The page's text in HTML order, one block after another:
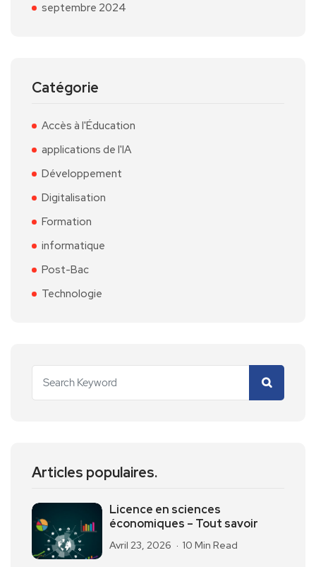
septembre 2024
Catégorie
Accès à l'Éducation
applications de l'IA
Développement
Digitalisation
Formation
informatique
Post-Bac
Technologie
Articles populaires.
Licence en sciences
économiques – Tout savoir
Avril 23, 2026 10 Min Read